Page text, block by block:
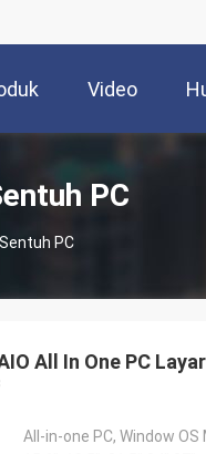
Video
PC
PC
All In One PC